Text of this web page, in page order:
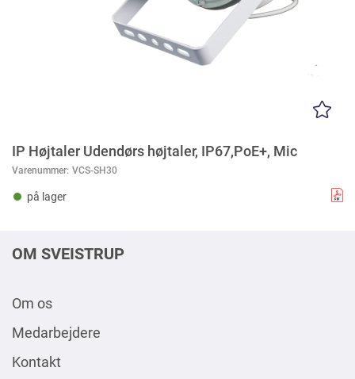
IP Højtaler Udendørs højtaler, IP67,PoE+, Mic
Varenummer: VCS-SH30
på lager
OM SVEISTRUP
Om os
Medarbejdere
Kontakt